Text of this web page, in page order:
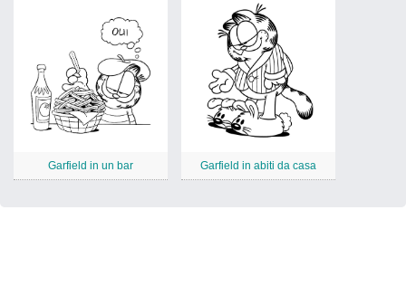
Garfield in un bar Garfield in abiti da casa